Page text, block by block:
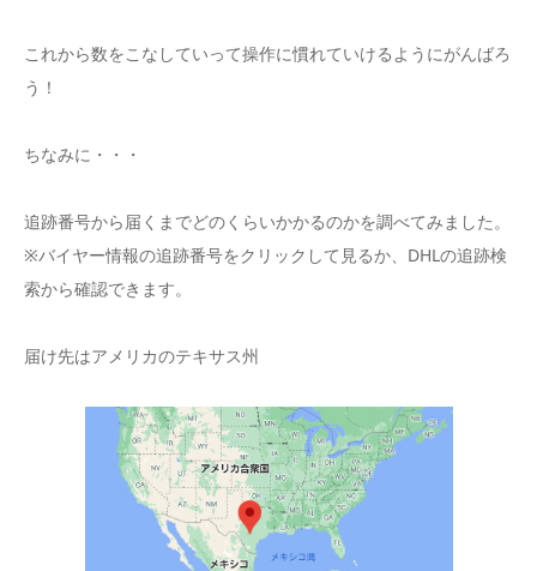
これから数をこなしていって操作に慣れていけるようにがんばろ
う！
ちなみに・・・
追跡番号から届くまでどのくらいかかるのかを調べてみました。
※バイヤー情報の追跡番号をクリックして見るか、DHLの追跡検
索から確認できます。
届け先はアメリカのテキサス州